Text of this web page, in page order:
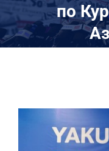
МИР КУРАША
РЕЗУЛЬТАТЫ
по